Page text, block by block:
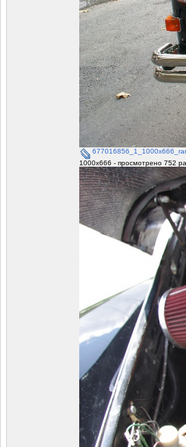
1000x666 - просмотрено 752